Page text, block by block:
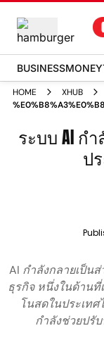
BUSINESSMONEY
HOME XHUB
ระบบ AI ก
ป
AI กำลังกลายเป็น
ธุรกิจ หนึ่งในด้าน
โนสดในประเท
กำลังช่วยปรั